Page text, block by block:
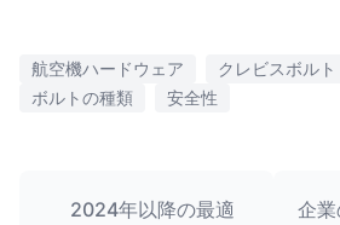
航空機ハードウェア クレビスボルト
ボルトの種類
安全性
2024年以降の最適
企